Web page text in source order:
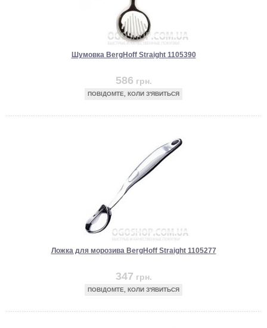
Шумовка BergHoff Straight 1105390
586 грн.
ПОВІДОМТЕ, КОЛИ З'ЯВИТЬСЯ
Ложка для морозива BergHoff Straight 1105277
347 грн.
ПОВІДОМТЕ, КОЛИ З'ЯВИТЬСЯ